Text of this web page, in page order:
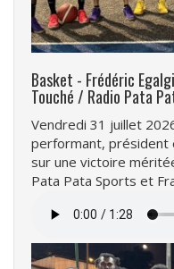
Basket - Frédéric
Touché / Radio Pata
Vendredi 31 juillet
performant, président
sur une victoire
Pata Pata Sports et
audio